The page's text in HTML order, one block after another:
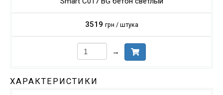
3519 грн / штука
→
ХАРАКТЕРИСТИКИ